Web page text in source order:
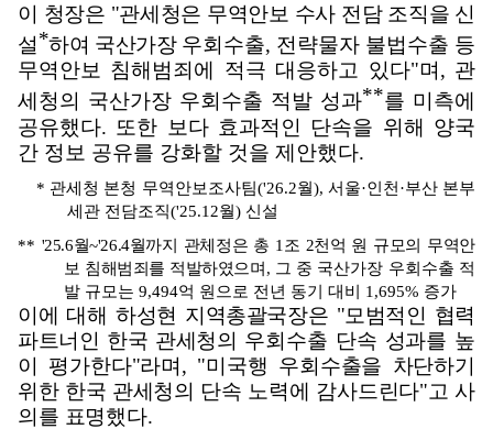
이 청장은 "관세청은 무역안보 수사 전담 조직을 신
설*하여 국산가장 우회 수출, 전략물자 불법수출 등
무역안보 침해범죄에 적극 대응하고 있다"며 , 관
세청의 국산가장 우회수출 적발 성과**를 미측에
공유했다. 또한 보다 효과적인 단속을 위해 양국
간 정보 공유를 강화할 것을 제안했다.
* 관세청 본청 무역안보조사팀('26.2월), 서울·인천 ·부산 본부
세관 전담조직('25.12월) 신설
** '25.6월~'26.4월까지 관체정은 총 1 조 2천억 원 규모의 무역안
보 침해범죄를 적발하였으며 , 그 중 국산가장 우회수출 적
발 규모는9,494억 원으로 전년 동기 대비 1,695% 증가
이에 대해 하성현 지역총괄국장은 "모범적인 협력
파트너인 한국 관세청의 우회수출 단속 성과를 높
이 평가한다"라며, "미국행 우회수출을 차단하기
위한 한국 관세청의 단속 노력에 감사드린다"고 사
의를 표명했다.